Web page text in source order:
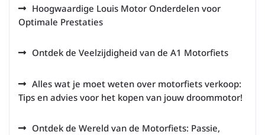
Hoogwaardige Louis Motor Onderdelen voor
Optimale Prestaties
Ontdek de Veelzijdigheid van de A1 Motorfiets
Alles wat je moet weten over motorfiets verkoop:
Tips en advies voor het kopen van jouw droommotor!
Ontdek de Wereld van de Motorfiets: Passie,